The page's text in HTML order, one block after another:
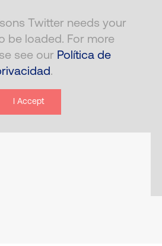
Twitter needs your
be loaded. For more
see our Política de
.
I Accept